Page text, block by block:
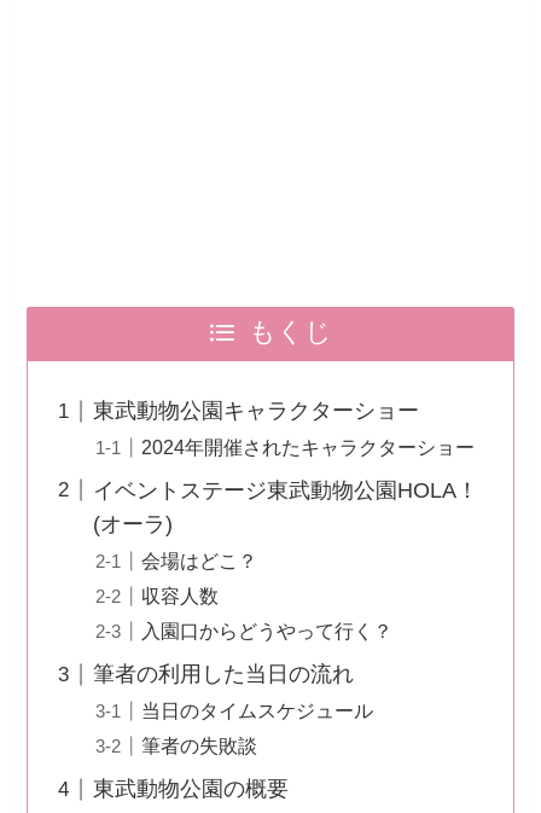
もくじ
東武動物公園キャラクターショー
2024年開催されたキャラクターショー
イベントステージ東武動物公園HOLA！
(オーラ)
会場はどこ？
収容人数
入園口からどうやって行く？
筆者の利用した当日の流れ
当日のタイムスケジュール
筆者の失敗談
東武動物公園の概要